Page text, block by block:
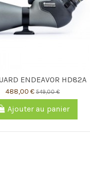
ENDEAVOR HD82A
488,00 € 549,00 €
Ajouter au panier